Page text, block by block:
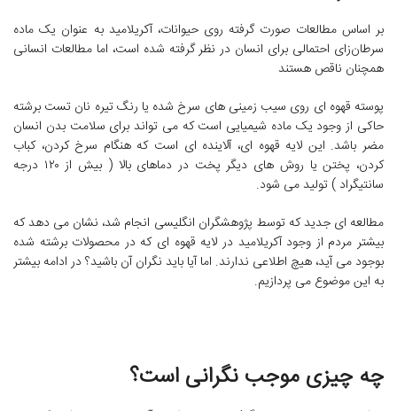
بر اساس مطالعات صورت گرفته روی حیوانات، آکریلامید به عنوان یک ماده
سرطان‌زای احتمالی برای انسان در نظر گرفته شده است، اما مطالعات انسانی
همچنان ناقص هستند
پوسته قهوه ای روی سیب زمینی های سرخ شده یا رنگ تیره نان تست برشته
حاکی از وجود یک ماده شیمیایی است که می تواند برای سلامت بدن انسان
مضر باشد. این لایه قهوه ای، آلاینده ای است که هنگام سرخ کردن، کباب
کردن، پختن یا روش های دیگر پخت در دماهای بالا ( بیش از ۱۲۰ درجه
سانتیگراد ) تولید می شود.
مطالعه ای جدید که توسط پژوهشگران انگلیسی انجام شد، نشان می دهد که
بیشتر مردم از وجود آکریلامید در لایه قهوه ای که در محصولات برشته شده
بوجود می آید، هیچ اطلاعی ندارند. اما آیا باید نگران آن باشید؟ در ادامه بیشتر
به این موضوع می پردازیم.
چه چیزی موجب نگرانی است؟